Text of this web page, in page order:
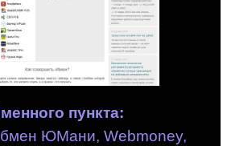
пункта:
ЮМани, Webmoney,